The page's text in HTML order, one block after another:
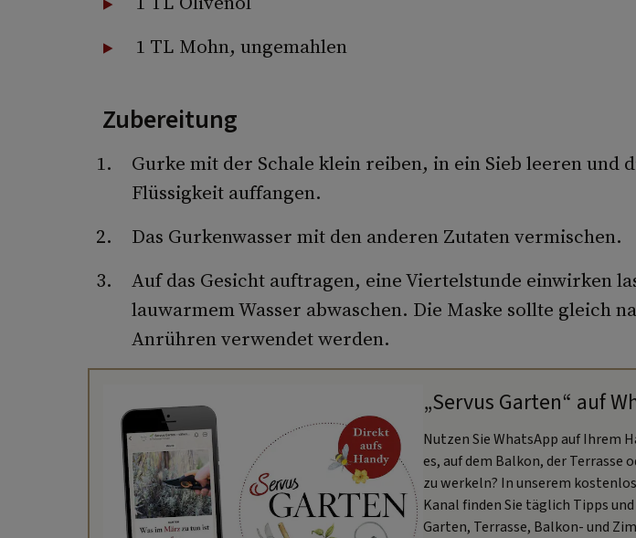
1 TL Mohn, ungemahlen
Zubereitung
Gurke mit der Schale klein reiben, in ein Sieb leeren und
Flüssigkeit auffangen.
Das Gurkenwasser mit den anderen Zutaten vermischen.
Auf das Gesicht auftragen, eine Viertelstunde einwirken
lauwarmem Wasser abwaschen. Die Maske sollte gleich
Anrühren verwendet werden.
„Servus Garten“ auf
Nutzen Sie WhatsApp auf Ihrem
es, auf dem Balkon, der Terrasse
zu werkeln? In unserem
Kanal finden Sie täglich Tipps
Garten, Terrasse, Balkon- und